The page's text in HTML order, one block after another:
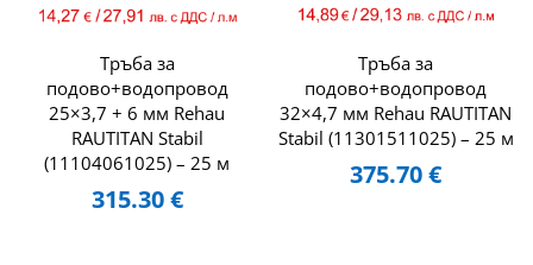
Тръба за
подово+водопровод
25×3,7 + 6 мм Rehau
RAUTITAN Stabil
(11104061025) – 25 м
315.30€
Тръба за
подово+водопровод
32×4,7 мм Rehau RAUTITAN
Stabil (11301511025) – 25 м
375.70€